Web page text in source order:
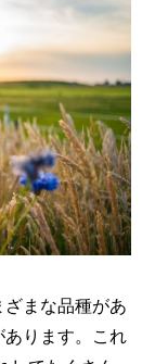
まな品種があ
あります。これ